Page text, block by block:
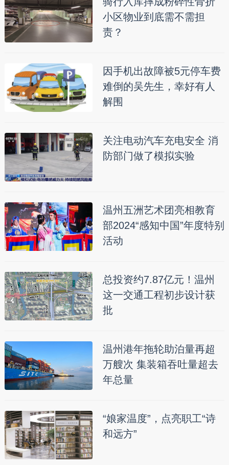
小区物业到底需不需担
责？
因手机出故障被5元停车费
难倒的吴先生，幸好有人
解围
关注电动汽车充电安全 消
防部门做了模拟实验
温州五洲艺术团亮相教育
部2024“感知中国”年度特别
活动
总投资约7.87亿元！温州
这一交通工程初步设计获
批
温州港年拖轮助泊量再超
万艘次 集装箱吞吐量超去
年总量
“娘家温度”，点亮职工“诗
和远方”